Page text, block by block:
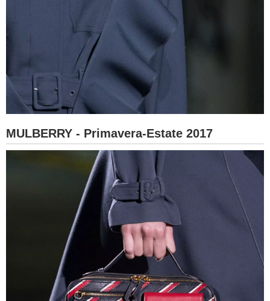
MULBERRY - Primavera-Estate 2017